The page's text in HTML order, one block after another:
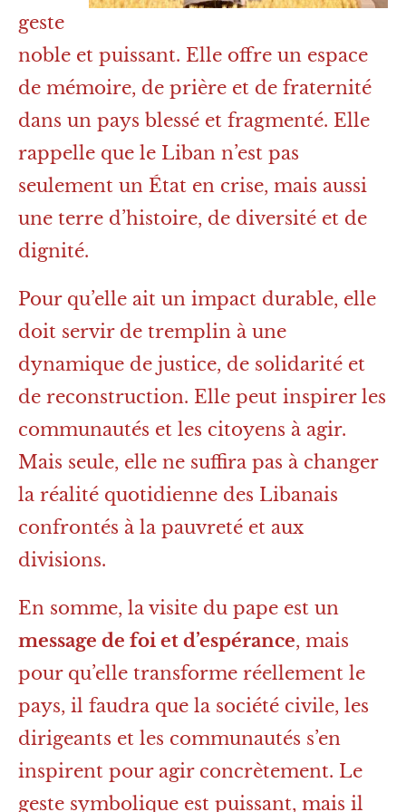
geste
noble et puissant. Elle offre un espace
de mémoire, de prière et de fraternité
dans un pays blessé et fragmenté. Elle
rappelle que le Liban n’est pas
seulement un État en crise, mais aussi
une terre d’histoire, de diversité et de
dignité.
Pour qu’elle ait un impact durable, elle
doit servir de tremplin à une
dynamique de justice, de solidarité et
de reconstruction. Elle peut inspirer les
communautés et les citoyens à agir.
Mais seule, elle ne suffira pas à changer
la réalité quotidienne des Libanais
confrontés à la pauvreté et aux
divisions.
En somme, la visite du pape est un
message de foi et d’espérance, mais
pour qu’elle transforme réellement le
pays, il faudra que la société civile, les
dirigeants et les communautés s’en
inspirent pour agir concrètement. Le
geste symbolique est puissant, mais il